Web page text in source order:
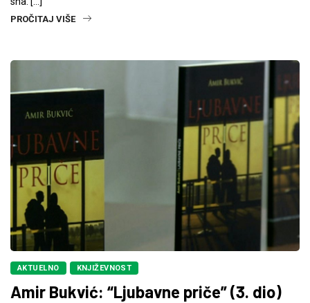
PROČITAJ VIŠE
AKTUELNO KNJIŽEVNOST
Amir Bukvić: “Ljubavne priče” (3. dio)